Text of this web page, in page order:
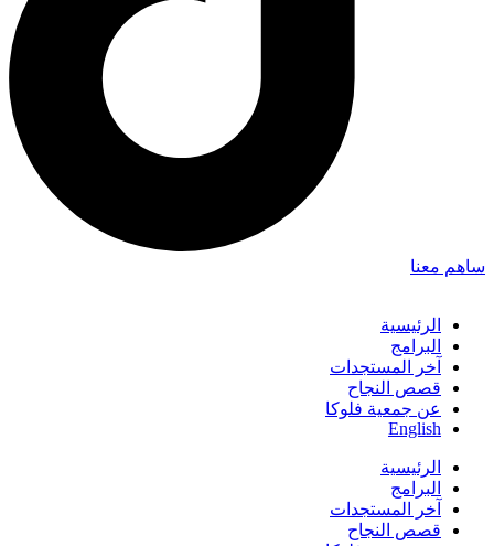
ساهم معنا
الرئيسية
البرامج
آخر المستجدات
قصص النجاح
عن جمعية فلوكا
English
الرئيسية
البرامج
آخر المستجدات
قصص النجاح